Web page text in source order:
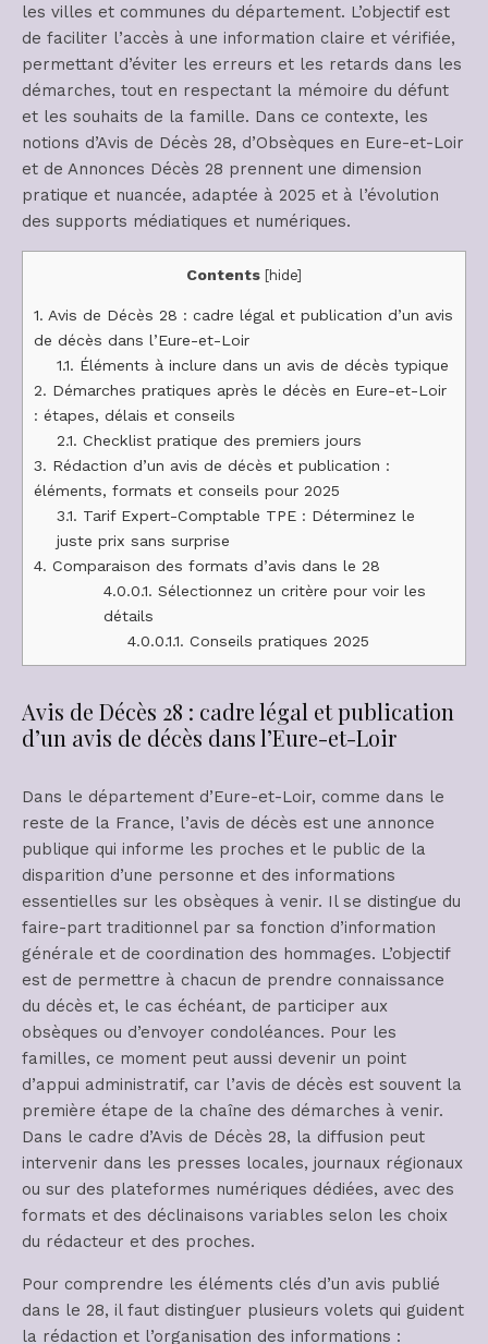
les villes et communes du département. L’objectif est
de faciliter l’accès à une information claire et vérifiée,
permettant d’éviter les erreurs et les retards dans les
démarches, tout en respectant la mémoire du défunt
et les souhaits de la famille. Dans ce contexte, les
notions d’Avis de Décès 28, d’Obsèques en Eure-et-Loir
et de Annonces Décès 28 prennent une dimension
pratique et nuancée, adaptée à 2025 et à l’évolution
des supports médiatiques et numériques.
Contents [hide]
1. Avis de Décès 28 : cadre légal et publication d’un avis
de décès dans l’Eure-et-Loir
1.1. Éléments à inclure dans un avis de décès typique
2. Démarches pratiques après le décès en Eure-et-Loir
: étapes, délais et conseils
2.1. Checklist pratique des premiers jours
3. Rédaction d’un avis de décès et publication :
éléments, formats et conseils pour 2025
3.1. Tarif Expert-Comptable TPE : Déterminez le
juste prix sans surprise
4. Comparaison des formats d’avis dans le 28
4.0.0.1. Sélectionnez un critère pour voir les
détails
4.0.0.1.1. Conseils pratiques 2025
Avis de Décès 28 : cadre légal et publication
d’un avis de décès dans l’Eure-et-Loir
Dans le département d’Eure-et-Loir, comme dans le
reste de la France, l’avis de décès est une annonce
publique qui informe les proches et le public de la
disparition d’une personne et des informations
essentielles sur les obsèques à venir. Il se distingue du
faire-part traditionnel par sa fonction d’information
générale et de coordination des hommages. L’objectif
est de permettre à chacun de prendre connaissance
du décès et, le cas échéant, de participer aux
obsèques ou d’envoyer condoléances. Pour les
familles, ce moment peut aussi devenir un point
d’appui administratif, car l’avis de décès est souvent la
première étape de la chaîne des démarches à venir.
Dans le cadre d’Avis de Décès 28, la diffusion peut
intervenir dans les presses locales, journaux régionaux
ou sur des plateformes numériques dédiées, avec des
formats et des déclinaisons variables selon les choix
du rédacteur et des proches.
Pour comprendre les éléments clés d’un avis publié
dans le 28, il faut distinguer plusieurs volets qui guident
la rédaction et l’organisation des informations :